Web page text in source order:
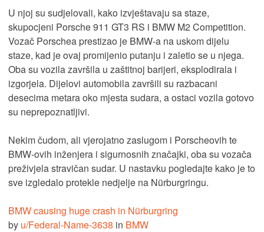
U njoj su sudjelovali, kako izvještavaju sa staze,
skupocjeni Porsche 911 GT3 RS i BMW M2 Competition.
Vozač Porschea prestizao je BMW-a na uskom dijelu
staze, kad je ovaj promijenio putanju i zaletio se u njega.
Oba su vozila završila u zaštitnoj barijeri, eksplodirala i
izgorjela. Dijelovi automobila završili su razbacani
desecima metara oko mjesta sudara, a ostaci vozila gotovo
su neprepoznatljivi.
Nekim čudom, ali vjerojatno zaslugom i Porscheovih te
BMW-ovih inženjera i sigurnosnih značajki, oba su vozača
preživjela stravičan sudar. U nastavku pogledajte kako je to
sve izgledalo protekle nedjelje na Nürburgringu.
BMW causing huge crash in Nürburgring
by u/Federal-Name-3638 in BMW